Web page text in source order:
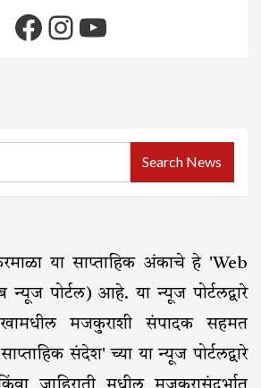
Facebook
Instagram
YouTube
Search News
या साप्ताहिक अंकाचे हे 'Web
पोर्टल) आहे. या न्यूज पोर्टलद्वारे
लेखामधील मजकुराशी संपादक सहमत
संदेश' च्या या न्यूज पोर्टलद्वारे